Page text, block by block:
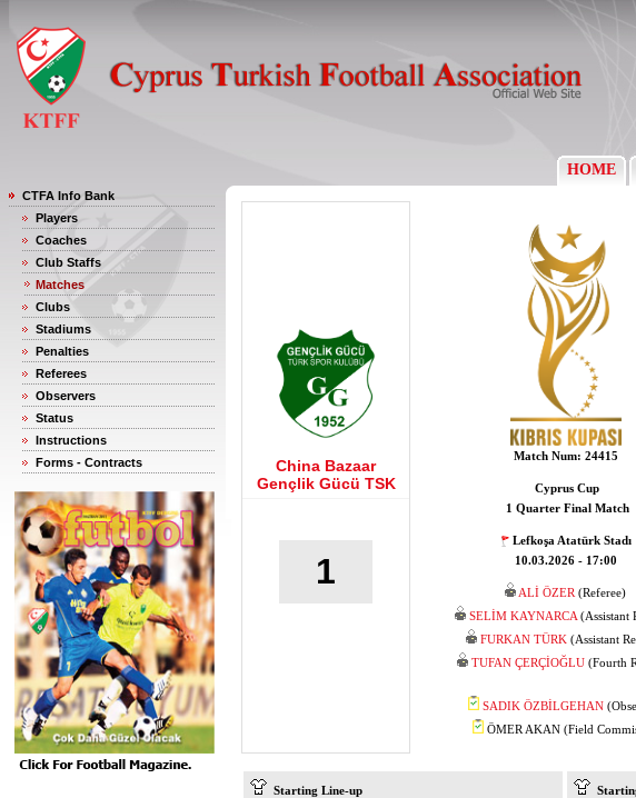
HOME
CTFA Info Bank
Players
Coaches
Club Staffs
Matches
Clubs
Stadiums
Penalties
Referees
Observers
Status
Instructions
Forms - Contracts
China Bazaar
Gençlik Gücü TSK
1
Match Num: 24415
Cyprus Cup
1 Quarter Final Match
Lefkoşa Atatürk Stadı
10.03.2026 - 17:00
ALİ ÖZER (Referee)
SELİM KAYNARCA (Assistant
FURKAN TÜRK(Assistant
TUFAN ÇERÇİOĞLU (Fourth
SADIK ÖZBİLGEHAN
ÖMER AKAN (Field
Starting Line-up